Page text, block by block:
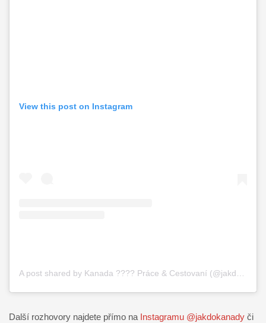
View this post on Instagram
A post shared by Kanada ???? Práce & Cestovaní (@jakdokanady)
Další rozhovory najdete přímo na Instagramu @jakdokanady či